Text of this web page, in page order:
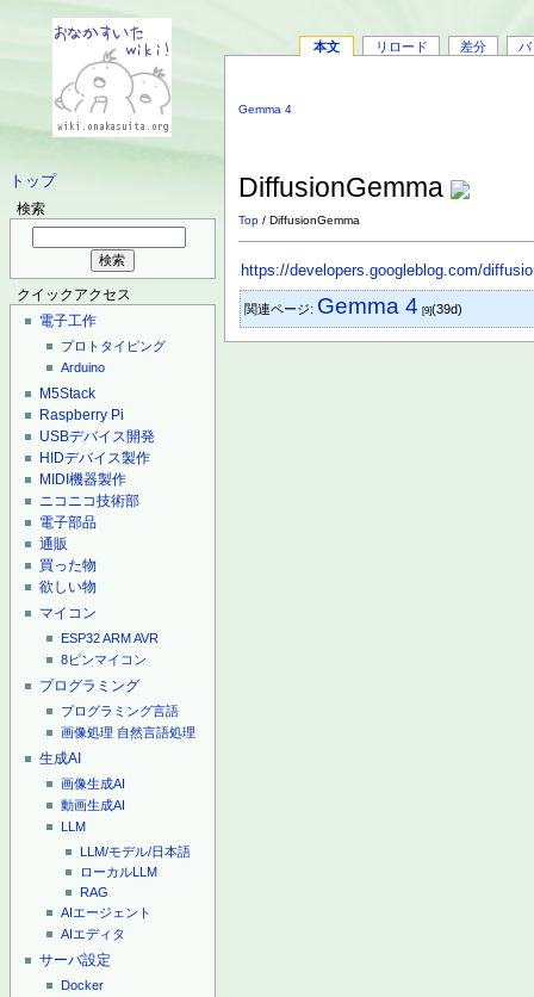
トップ
検索
クイックアクセス
電子工作
プロトタイピング
Arduino
M5Stack
Raspberry Pi
USBデバイス開発
HIDデバイス製作
MIDI機器製作
ニコニコ技術部
電子部品
通販
買った物
欲しい物
マイコン
ESP32ARMAVR
8ピンマイコン
プログラミング
プログラミング言語
画像処理 自然言語処理
生成AI
画像生成AI
動画生成AI
LLM
LLM/モデル/日本語
ローカルLLM
RAG
AIエージェント
AIエディタ
サーバ設定
Docker
本文 リロード 差分 バ
Gemma 4
DiffusionGemma
Top / DiffusionGemma
https://developers.googleblog.com/
関連ページ: Gemma 4 [9](39d)